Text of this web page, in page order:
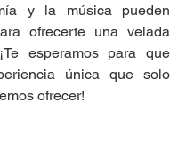
y la música pueden
ofrecerte una velada
esperamos para que
única que solo
ofrecer!